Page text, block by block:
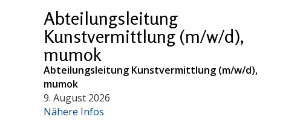
Abteilungsleitung
Kunstvermittlung (m/w/d),
mumok
Abteilungsleitung Kunstvermittlung (m/w/d),
mumok
9. August 2026
Nähere Infos